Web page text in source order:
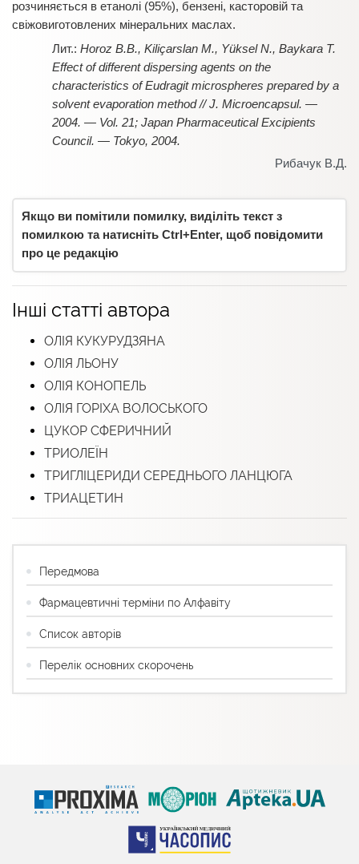
розчиняється в етанолі (95%), бензені, касторовій та
свіжовиготовлених мінеральних маслах.
Horoz B.B., Kiliçarslan M., Yüksel N., Baykara T.
Effect of different dispersing agents on the
characteristics of Eudragit microspheres prepared by a
solvent evaporation method // J. Microencapsul. —
2004. — Vol. 21; Japan Pharmaceutical Excipients
Council. — Tokyo, 2004.
Рибачук В.Д.
Якщо ви помітили помилку, виділіть текст з
помилкою та натисніть Ctrl+Enter, щоб повідомити
про це редакцію
Інші статті автора
ОЛІЯ КУКУРУДЗЯНА
ОЛІЯ ЛЬОНУ
ОЛІЯ КОНОПЕЛЬ
ОЛІЯ ГОРІХА ВОЛОСЬКОГО
ЦУКОР СФЕРИЧНИЙ
ТРИОЛЕЇН
ТРИГЛІЦЕРИДИ СЕРЕДНЬОГО ЛАНЦЮГА
ТРИАЦЕТИН
Передмова
Фармацевтичні терміни по Алфавіту
Список авторів
Перелік основних скорочень